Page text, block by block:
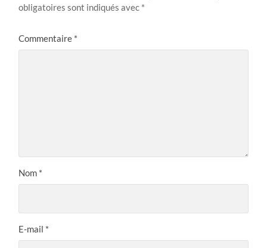
obligatoires sont indiqués avec *
Commentaire *
Nom *
E-mail *